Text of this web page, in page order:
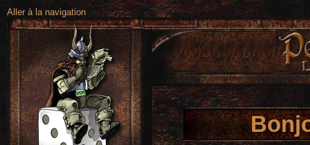
Aller à la navigation